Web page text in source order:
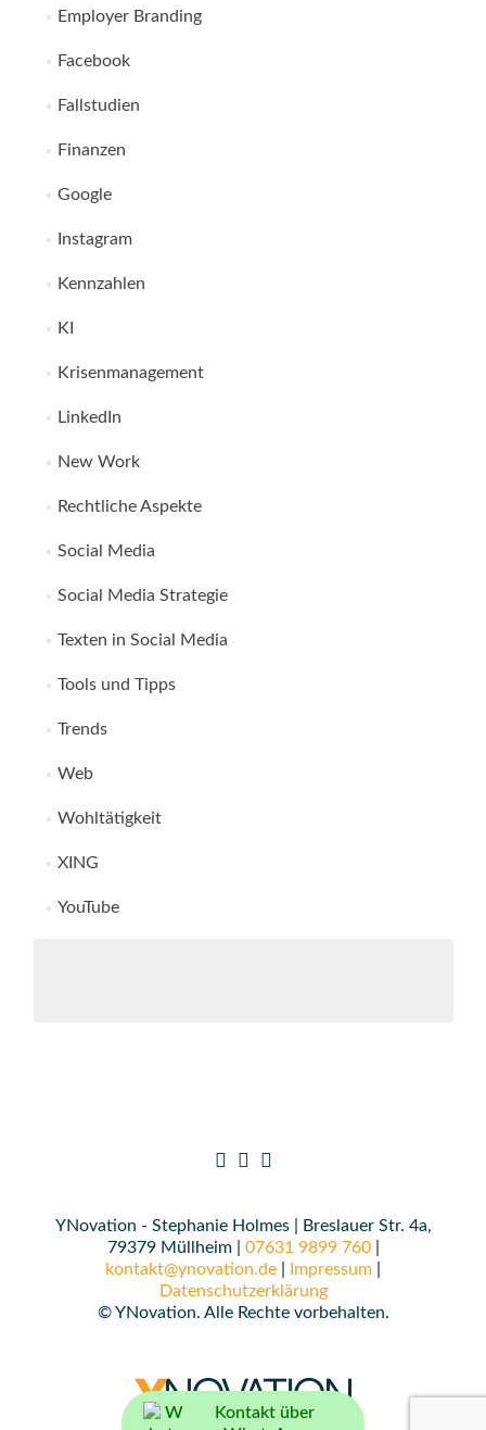
Employer Branding
Facebook
Fallstudien
Finanzen
Google
Instagram
Kennzahlen
KI
Krisenmanagement
LinkedIn
New Work
Rechtliche Aspekte
Social Media
Social Media Strategie
Texten in Social Media
Tools und Tipps
Trends
Web
Wohltätigkeit
XING
YouTube
YNovation - Stephanie Holmes | Breslauer Str. 4a,
79379 Müllheim | 07631 9899 760|
kontakt@ynovation.de
Impressum
Datenschutzerklärung
© YNovation. Alle Rechte vorbehalten.
Kontakt über